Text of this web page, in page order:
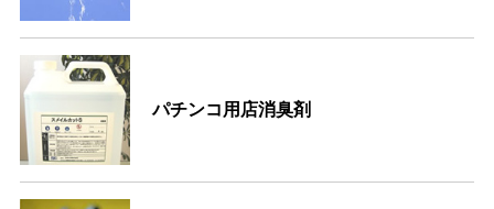
パチンコ用店消臭剤